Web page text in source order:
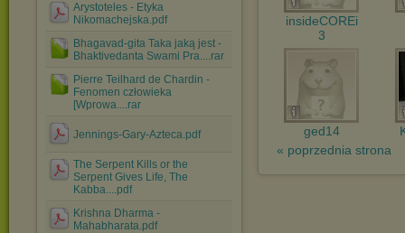
Arystoteles - Etyka
Nikomachejska.pdf
Bhagavad-gita Taka jaką jest -
Bhaktivedanta Swami Pra....rar
Pierre Teilhard de Chardin -
Fenomen człowieka
[Wprowa....rar
Jennings-Gary-Azteca.pdf
The Serpent Kills or the
Serpent Gives Life, The
Kabba....pdf
Krishna Dharma -
Mahabharata.pdf
insideCOREi
3
ged14
« poprzednia strona